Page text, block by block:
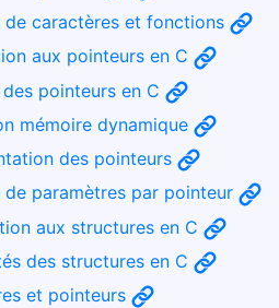
de caractères et fonctions
aux pointeurs en C
pointeurs en C
mémoire dynamique
des pointeurs
de paramètres par pointeur
aux structures en C
des structures en C
et pointeurs